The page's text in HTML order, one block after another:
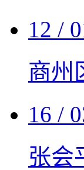
12 /
商州
16 /
张会